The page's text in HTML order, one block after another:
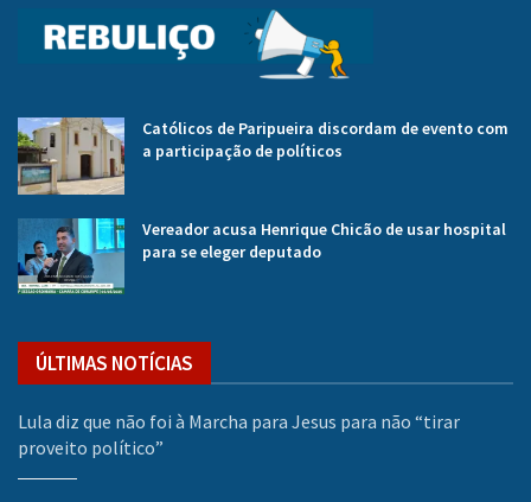
Católicos de Paripueira discordam de evento com
a participação de políticos
Vereador acusa Henrique Chicão de usar hospital
para se eleger deputado
ÚLTIMAS NOTÍCIAS
Lula diz que não foi à Marcha para Jesus para não “tirar
proveito político”